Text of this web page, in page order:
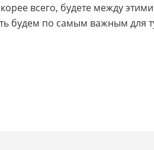
всего, будете между
будем по самым важным для